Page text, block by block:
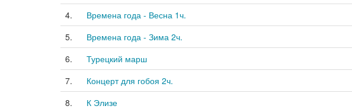
4.
Времена года - Весна 1ч.
5.
Времена года - Зима 2ч.
6.
Турецкий марш
7.
Концерт для гобоя 2ч.
8.
К Элизе